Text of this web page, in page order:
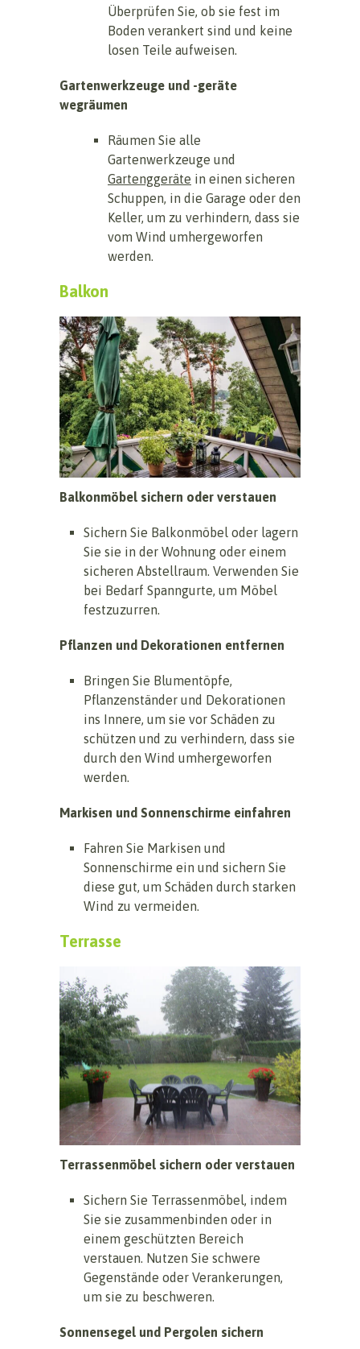
Überprüfen Sie, ob sie fest im
Boden verankert sind und keine
losen Teile aufweisen.
Gartenwerkzeuge und -geräte
wegräumen
Räumen Sie alle
Gartenwerkzeuge und
Gartenggeräte in einen sicheren
Schuppen, in die Garage oder den
Keller, um zu verhindern, dass sie
vom Wind umhergeworfen
werden.
Balkon
Balkonmöbel sichern oder verstauen
Sichern Sie Balkonmöbel oder lagern
Sie sie in der Wohnung oder einem
sicheren Abstellraum. Verwenden Sie
bei Bedarf Spanngurte, um Möbel
festzuzurren.
Pflanzen und Dekorationen entfernen
Bringen Sie Blumentöpfe,
Pflanzenständer und Dekorationen
ins Innere, um sie vor Schäden zu
schützen und zu verhindern, dass sie
durch den Wind umhergeworfen
werden.
Markisen und Sonnenschirme einfahren
Fahren Sie Markisen und
Sonnenschirme ein und sichern Sie
diese gut, um Schäden durch starken
Wind zu vermeiden.
Terrasse
Terrassenmöbel sichern oder verstauen
Sichern Sie Terrassenmöbel, indem
Sie sie zusammenbinden oder in
einem geschützten Bereich
verstauen. Nutzen Sie schwere
Gegenstände oder Verankerungen,
um sie zu beschweren.
Sonnensegel und Pergolen sichern